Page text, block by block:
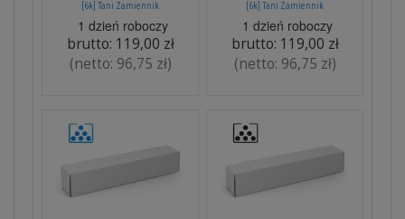
[6k] Tani Zamiennik
1 dzień roboczy
brutto: 119,00 zł
(netto: 96,75 zł)
[6k] Tani Zamiennik
1 dzień roboczy
brutto: 119,00 zł
(netto: 96,75 zł)